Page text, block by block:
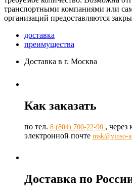
транспортными компаниями или
организаций предоставляются
доставка
преимущества
Доставка в г. Москва
Как заказать
по тел. 8 (804) 700-22-90 , через
электронной почте msk@vinso-
Доставка по